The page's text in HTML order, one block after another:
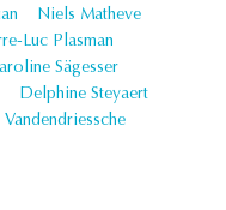
Niels Matheve
Luc Plasman
Sägesser
Delphine Steyaert
Vandendriessche